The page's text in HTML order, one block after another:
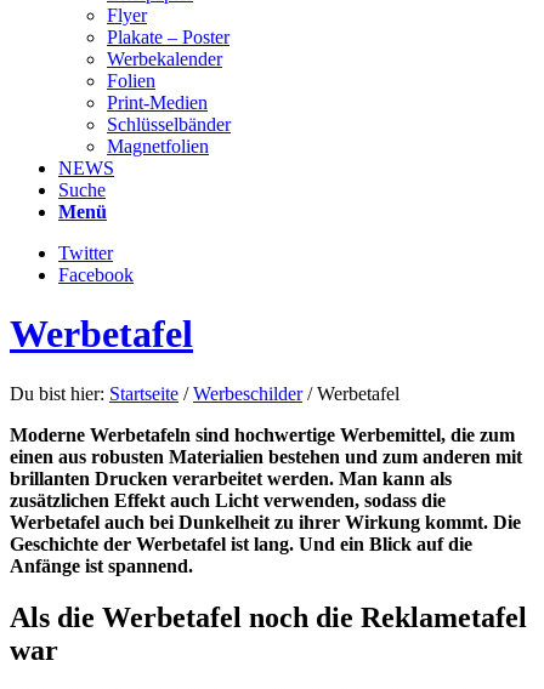
Flyer
Plakate – Poster
Werbekalender
Folien
Print-Medien
Schlüsselbänder
Magnetfolien
NEWS
Suche
Menü
Twitter
Facebook
Werbetafel
Du bist hier: Startseite / Werbeschilder / Werbetafel
Moderne Werbetafeln sind hochwertige Werbemittel, die zum
einen aus robusten Materialien bestehen und zum anderen mit
brillanten Drucken verarbeitet werden. Man kann als
zusätzlichen Effekt auch Licht verwenden, sodass die
Werbetafel auch bei Dunkelheit zu ihrer Wirkung kommt. Die
Geschichte der Werbetafel ist lang. Und ein Blick auf die
Anfänge ist spannend.
Als die Werbetafel noch die Reklametafel
war